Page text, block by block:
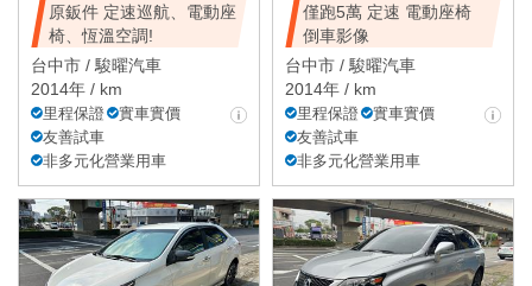
原鈑件 定速巡航、電動座
椅、恆溫空調!
台中市 / 駿曜汽車
2014年 / km
里程保證
實車實價
友善試車
非多元化營業用車
僅跑5萬 定速 電動座椅
倒車影像
台中市 / 駿曜汽車
2014年 / km
里程保證
實車實價
友善試車
非多元化營業用車